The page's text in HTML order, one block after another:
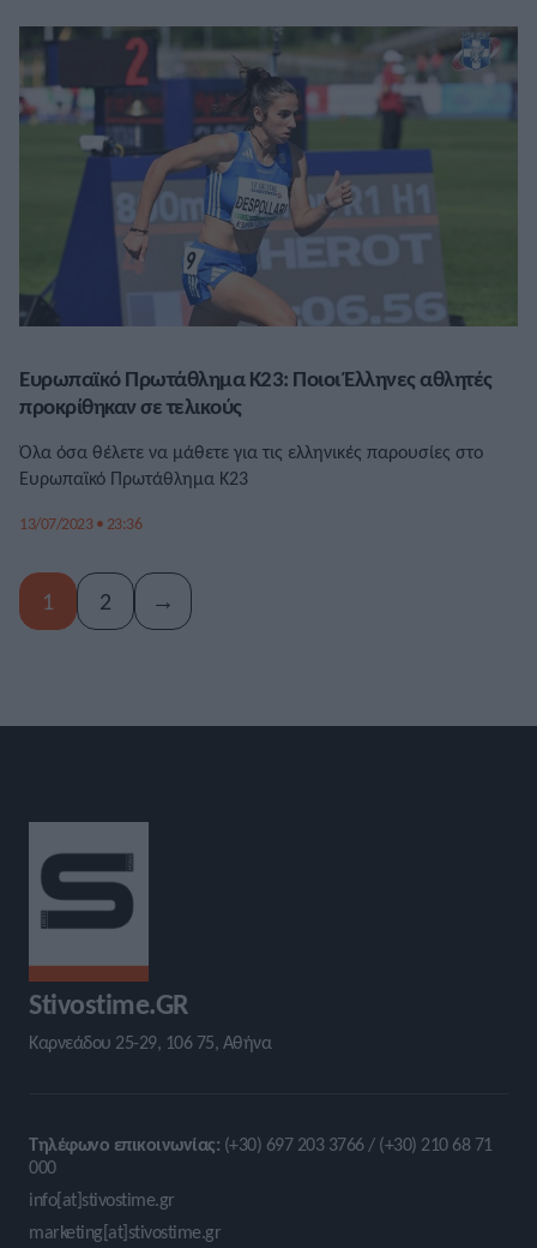
Ευρωπαϊκό Πρωτάθλημα Κ23: Ποιοι Έλληνες αθλητές
προκρίθηκαν σε τελικούς
Όλα όσα θέλετε να μάθετε για τις ελληνικές παρουσίες στο
Ευρωπαϊκό Πρωτάθλημα Κ23
13/07/2023 • 23:36
1 2 →
Stivostime.GR
Καρνεάδου 25-29, 106 75, Αθήνα
Τηλέφωνο επικοινωνίας: (+30) 697 203 3766 / (+30) 210 68 71
000
info[at]stivostime.gr
marketing[at]stivostime.gr